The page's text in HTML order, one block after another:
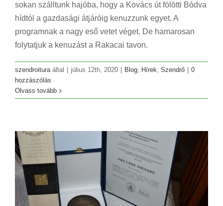
sokan szálltunk hajóba, hogy a Kovács út fölötti Bódva
hídtól a gazdasági átjáróig kenuzzunk egyet. A
programnak a nagy eső vetet véget. De hamarosan
folytatjuk a kenuzást a Rakacai tavon.
szendroituraáltal július 12th, 2020 Blog, Hírek, Szendrő
0
hozzászólás
Olvass tovább
Pro Urbe díj Szendrő